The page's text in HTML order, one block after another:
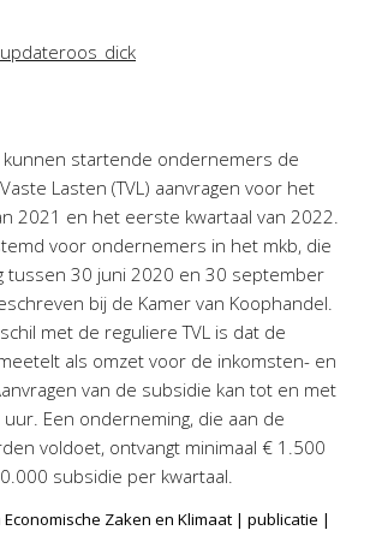
roos_dick
kunnen startende ondernemers de
Lasten (TVL) aanvragen voor het
2021 en het eerste kwartaal van 2022.
voor ondernemers in het mkb, die
tussen 30 juni 2020 en 30 september
bij de Kamer van Koophandel.
met de reguliere TVL is dat de
als omzet voor de inkomsten- en
van de subsidie kan tot en met
Een onderneming, die aan de
voldoet, ontvangt minimaal € 1.500
subsidie per kwartaal.
Zaken en Klimaat | publicatie |